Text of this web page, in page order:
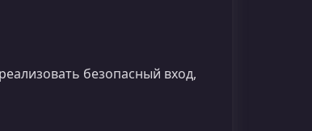
безопасный вход,